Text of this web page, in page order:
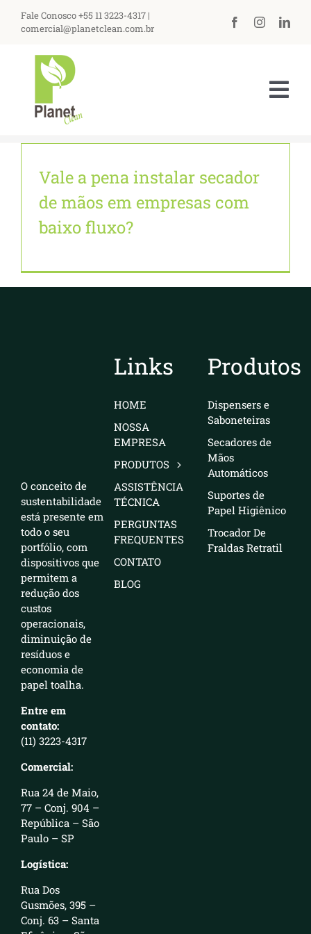
para
conteúdo
Fale Conosco +55 11 3223-4317 |
comercial@planetclean.com.br
NOSSA EMPRESA
Vale a pena instalar secador
de mãos em empresas com
baixo fluxo?
O conceito de
sustentabilidade
está presente em
todo o seu
portfólio, com
dispositivos que
permitem a
redução dos
custos
operacionais,
diminuição de
resíduos e
economia de
papel toalha.
Entre em
contato:
(11) 3223-4317
Comercial:
Rua 24 de Maio,
77 – Conj. 904 –
República – São
Paulo – SP
Logística:
Rua Dos
Gusmões, 395 –
Conj. 63 – Santa
Links
HOME
NOSSA
EMPRESA
PRODUTOS
ASSISTÊNCIA
TÉCNICA
PERGUNTAS
FREQUENTES
CONTATO
BLOG
Produtos
Dispensers e
Saboneteiras
Secadores de
Mãos
Automáticos
Suportes de
Papel Higiênico
Trocador De
Fraldas Retratil